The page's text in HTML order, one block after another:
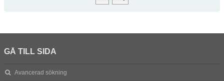
GÅ TILL SIDA
Avancerad sökning